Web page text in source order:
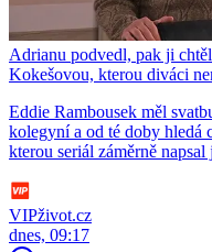
Adrianu podvedl, pak ji
Kokešovou, kterou diváci
Eddie Rambousek měl
kolegyní a od té doby hledá
kterou seriál záměrně
VIPživot.cz
dnes, 09:17